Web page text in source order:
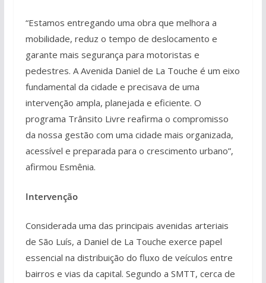
“Estamos entregando uma obra que melhora a
mobilidade, reduz o tempo de deslocamento e
garante mais segurança para motoristas e
pedestres. A Avenida Daniel de La Touche é um eixo
fundamental da cidade e precisava de uma
intervenção ampla, planejada e eficiente. O
programa Trânsito Livre reafirma o compromisso
da nossa gestão com uma cidade mais organizada,
acessível e preparada para o crescimento urbano”,
afirmou Esmênia.
Intervenção
Considerada uma das principais avenidas arteriais
de São Luís, a Daniel de La Touche exerce papel
essencial na distribuição do fluxo de veículos entre
bairros e vias da capital. Segundo a SMTT, cerca de